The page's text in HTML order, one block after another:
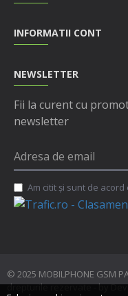
INFORMATII CONT
NEWSLETTER
Fii la curent cu
newsletter
Am citit şi sunt de acord
© 2025 MOBILPHONE GSM
drepturile rezervate - by